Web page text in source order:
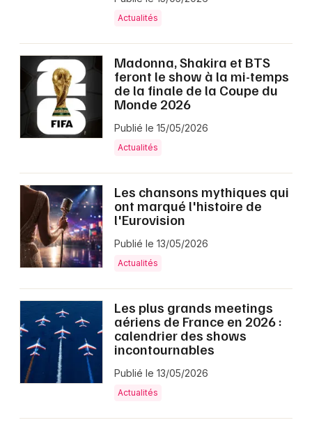
Actualités
Madonna, Shakira et BTS
feront le show à la mi-temps
de la finale de la Coupe du
Monde 2026
Publié le 15/05/2026
Actualités
Les chansons mythiques qui
ont marqué l'histoire de
l'Eurovision
Publié le 13/05/2026
Actualités
Les plus grands meetings
aériens de France en 2026 :
calendrier des shows
incontournables
Publié le 13/05/2026
Actualités